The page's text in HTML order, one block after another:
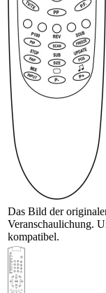
Das Bild der
Veranschaulichung.
kompatibel.